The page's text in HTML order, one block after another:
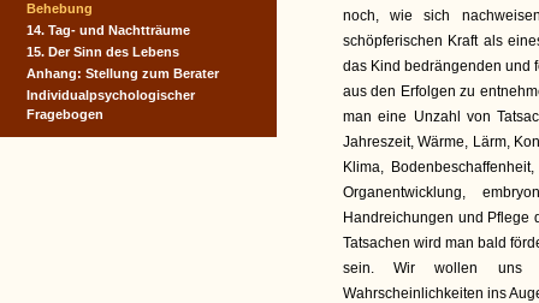
noch, wie sich
schöpferischen Kraft als
das Kind bedrängenden und
aus den Erfolgen zu
man eine Unzahl von
Jahreszeit, Wärme, Lärm,
Klima,
Organentwicklung,
Handreichungen und Pflege
Tatsachen wird man bald
sein. Wir wollen uns
Wahrscheinlichkeiten ins
Behebung
14. Tag- und Nachtträume
15. Der Sinn des Lebens
Anhang: Stellung zum Berater
Individualpsychologischer
Fragebogen